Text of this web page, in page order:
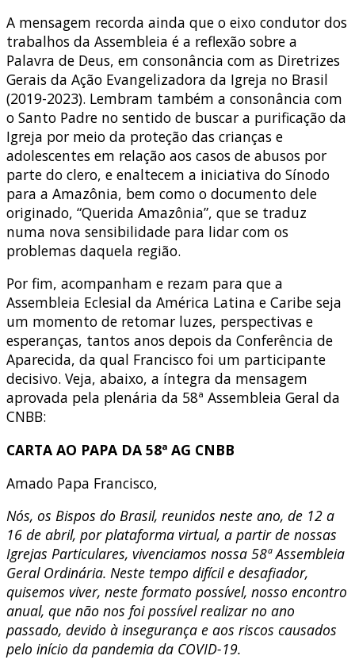
A mensagem recorda ainda que o eixo condutor dos
trabalhos da Assembleia é a reflexão sobre a
Palavra de Deus, em consonância com as Diretrizes
Gerais da Ação Evangelizadora da Igreja no Brasil
(2019-2023). Lembram também a consonância com
o Santo Padre no sentido de buscar a purificação da
Igreja por meio da proteção das crianças e
adolescentes em relação aos casos de abusos por
parte do clero, e enaltecem a iniciativa do Sínodo
para a Amazônia, bem como o documento dele
originado, “Querida Amazônia”, que se traduz
numa nova sensibilidade para lidar com os
problemas daquela região.
Por fim, acompanham e rezam para que a
Assembleia Eclesial da América Latina e Caribe seja
um momento de retomar luzes, perspectivas e
esperanças, tantos anos depois da Conferência de
Aparecida, da qual Francisco foi um participante
decisivo. Veja, abaixo, a íntegra da mensagem
aprovada pela plenária da 58ª Assembleia Geral da
CNBB:
CARTA AO PAPA DA 58ª AG CNBB
Amado Papa Francisco,
Nós, os Bispos do Brasil, reunidos neste ano, de 12 a
16 de abril, por plataforma virtual, a partir de nossas
Igrejas Particulares, vivenciamos nossa 58ª Assembleia
Geral Ordinária. Neste tempo difícil e desafiador,
quisemos viver, neste formato possível, nosso encontro
anual, que não nos foi possível realizar no ano
passado, devido à insegurança e aos riscos causados
pelo início da pandemia da COVID-19.